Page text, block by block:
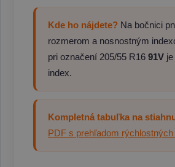
Kde ho nájdete? Na bočnici
rozmerom a nosnostným
pri označení 205/55 R16 91V
index.
Kompletná tabuľka na
PDF s prehľadom